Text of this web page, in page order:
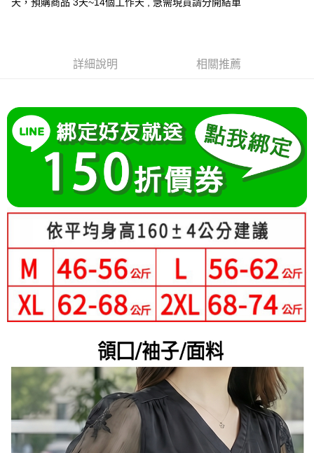
3.實際核准額度、可分期數及費用金額請依後續交易確認頁面所載為準。
【繳款方式說明】
1.分期款項不併入電信帳單，「大哥付你分期」於每月結算日後寄送繳費提
醒簡訊。
2.透過簡訊連結打開帳單後，可選擇「超商條碼／台灣大直營門市／銀行轉
帳／街口支付／iPASS MONEY」等通路繳費。
【注意事項】
用戶於交易時，得透過本服務購買商品或服務，並由商店將買賣／分期付款
買賣價金債權讓與本公司後，依約使用本公司帳單繳交帳款。
2.基於同意付款使用「大哥付你分期」之契約關係目的，商店將以您的個人
由本公司與您本人進行分期帳單所需資料之確認、核對及更正。
3.完整用戶服務條款，請詳閱以下連結：
https://oppay.tw/userRule
AFTEE先享後付是「在收到商品之後才付款」的支付方式。 讓您購物簡單
３．安心：先確認商品／服務後，再付款。
【「AFTEE先享後付」結帳流程】
１．於結帳方式選擇「AFTEE先享後付」後，將跳轉至「AFTEE先享後付」
結帳頁面，進行簡訊認證並確認金額後，即可完成結帳。
２．訂單成立數日內，您將收到繳費通知簡訊。
３．收到繳費通知簡訊後14天內，點擊此簡訊中的連結，可透過四大超商／
ATM／網路銀行／等多元方式進行付款，方視為交易完成。
※ 請注意：結帳手續完成當下不需立刻繳費，但若您需要取消訂單，請聯絡
購買商品的店家。未經商家同意取消之訂單仍視為有效，需透過AFTEE先享
後付繳納相關費用。
※ 交易是否成功請以「AFTEE先享後付 」之結帳頁面顯示為準，若有關於
是否繳費成功／繳費後需取消欲退款等相關疑問，請聯繫「AFTEE先享後付
客戶支援中心」https://netprotections.freshdesk.com/support/home
【注意事項】
１．透過由恩沛科技股份有限公司提供之「AFTEE先享後付」服務完成之交
易，需依本服務之必要範圍內提供個人資料，並將交易相關給付款項請求債
２．關於個人資料處理事宜，請瀏覽以下網址：
https://aftee.tw/terms/#terms3
３．未成年的使用者請事先徵得法定代理人或監護人之同意方可使用
「AFTEE先享後付」，若未經同意申辦者引起之損失，本公司不負相關責
４．使用「AFTEE先享後付」時，將依據個別帳號之用戶狀況，依本公司即
時審查核予不同之上限額度；若仍有額度不足之情形，本公司將視審查結果
請求用戶進行身份認證。
５．嚴禁一人註冊多個帳號或使用他人資訊註冊。若發現惡意使用之情形，
運送方式
全家付款取貨
每筆NT$80，滿NT$699(含以上)免運費
每筆NT$80，滿NT$699(含以上)免運費
付款後萊爾富取貨
每筆NT$80，滿NT$699(含以上)免運費
7-11付款取貨
每筆NT$80，滿NT$699(含以上)免運費
每筆NT$80，滿NT$699(含以上)免運費
宅配
每筆NT$70，滿NT$699(含以上)免運費
離島-郵局寄送
每筆NT$90，滿NT$699(含以上)免運費
詳細說明 相關推薦